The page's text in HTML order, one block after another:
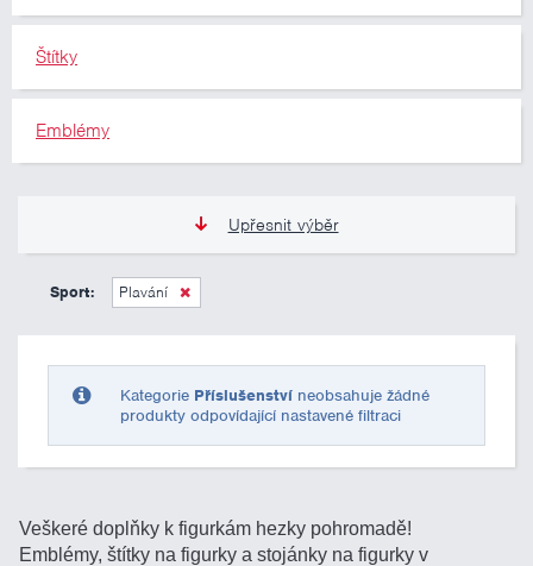
Štítky
Emblémy
Upřesnit výběr
0 Kč
Sport: Plavání
Kategorie Příslušenství neobsahuje žádné
produkty odpovídající nastavené filtraci
Veškeré doplňky k figurkám hezky pohromadě!
Emblémy, štítky na figurky a stojánky na figurky v